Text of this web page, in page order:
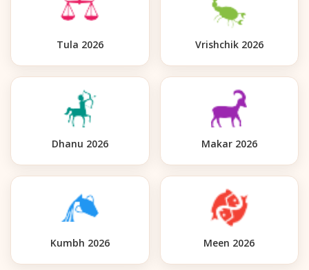
Tula 2026 Vrishchik 2026
Dhanu 2026 Makar 2026
Kumbh 2026 Meen 2026